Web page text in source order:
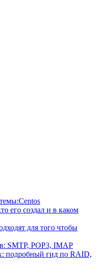
его создал и в каком
для того чтобы
SMTP, POP3, IMAP
подробный гид по RAID,